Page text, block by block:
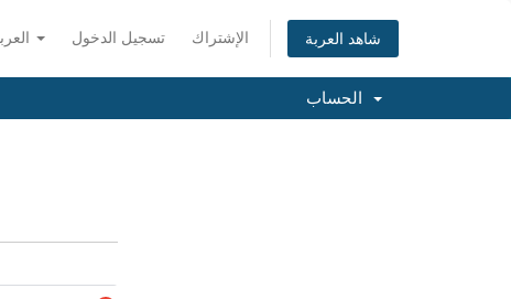
تسجيل الدخول الإشتراك شاهد العربة